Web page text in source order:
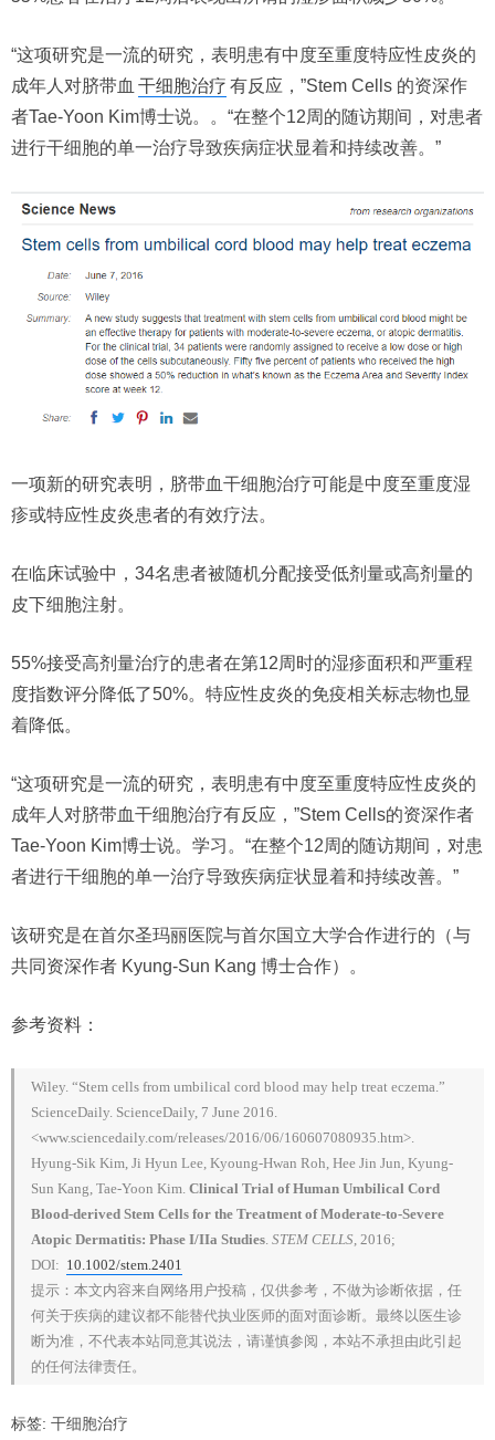
“这项研究是一流的研究，表明患有中度至重度特应性皮炎的
成年人对脐带血 干细胞治疗 有反应，”Stem Cells 的资深作
者Tae-Yoon Kim博士说。。“在整个12周的随访期间，对患者
进行干细胞的单一治疗导致疾病症状显着和持续改善。”
一项新的研究表明，脐带血干细胞治疗可能是中度至重度湿
疹或特应性皮炎患者的有效疗法。
在临床试验中，34名患者被随机分配接受低剂量或高剂量的
皮下细胞注射。
55%接受高剂量治疗的患者在第12周时的湿疹面积和严重程
度指数评分降低了50%。特应性皮炎的免疫相关标志物也显
着降低。
“这项研究是一流的研究，表明患有中度至重度特应性皮炎的
成年人对脐带血干细胞治疗有反应，”Stem Cells的资深作者
Tae-Yoon Kim博士说。学习。“在整个12周的随访期间，对患
者进行干细胞的单一治疗导致疾病症状显着和持续改善。”
该研究是在首尔圣玛丽医院与首尔国立大学合作进行的（与
共同资深作者 Kyung-Sun Kang 博士合作）。
参考资料：
Wiley. “Stem cells from umbilical cord blood may help treat eczema.”
ScienceDaily. ScienceDaily, 7 June 2016.
<www.sciencedaily.com/releases/2016/06/160607080935.htm>.
Hyung-Sik Kim, Ji Hyun Lee, Kyoung-Hwan Roh, Hee Jin Jun, Kyung-
Sun Kang, Tae-Yoon Kim. Clinical Trial of Human Umbilical Cord
Blood-derived Stem Cells for the Treatment of Moderate-to-Severe
Atopic Dermatitis: Phase I/IIa Studies STEM CELLS , 2016;
DOI: 10.1002/stem.2401
提示：本文内容来自网络用户投稿，仅供参考，不做为诊断依据，任
何关于疾病的建议都不能替代执业医师的面对面诊断。最终以医生诊
断为准，不代表本站同意其说法，请谨慎参阅，本站不承担由此引起
的任何法律责任。
标签: 干细胞治疗